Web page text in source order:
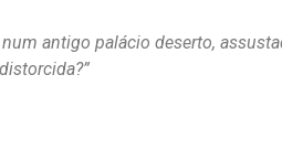
antigo palácio deserto,